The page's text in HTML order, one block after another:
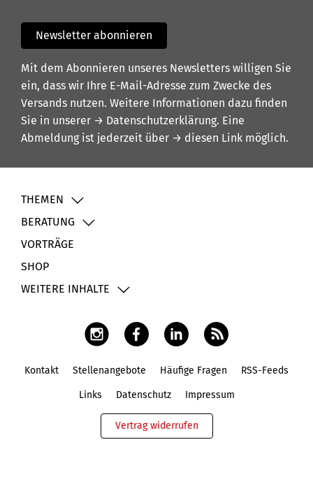
Newsletter abonnieren
Mit dem Abonnieren unseres Newsletters willigen Sie
ein, dass wir Ihre E-Mail-Adresse zum Zwecke des
Versands nutzen. Weitere Informationen dazu finden
Sie in unserer → Datenschutzerklärung. Eine
Abmeldung ist jederzeit über → diesen Link möglich.
THEMEN
BERATUNG
VORTRÄGE
SHOP
WEITERE INHALTE
Kontakt Stellenangebote Häufige Fragen RSS-Feeds
Links Datenschutz Impressum
Vertrag widerrufen